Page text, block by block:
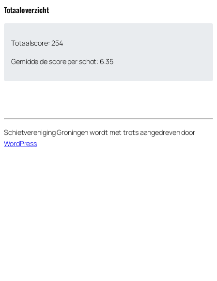
Totaaloverzicht
Totaalscore: 254
Gemiddelde score per schot: 6.35
Schietvereniging Groningen wordt met trots aangedreven door
WordPress